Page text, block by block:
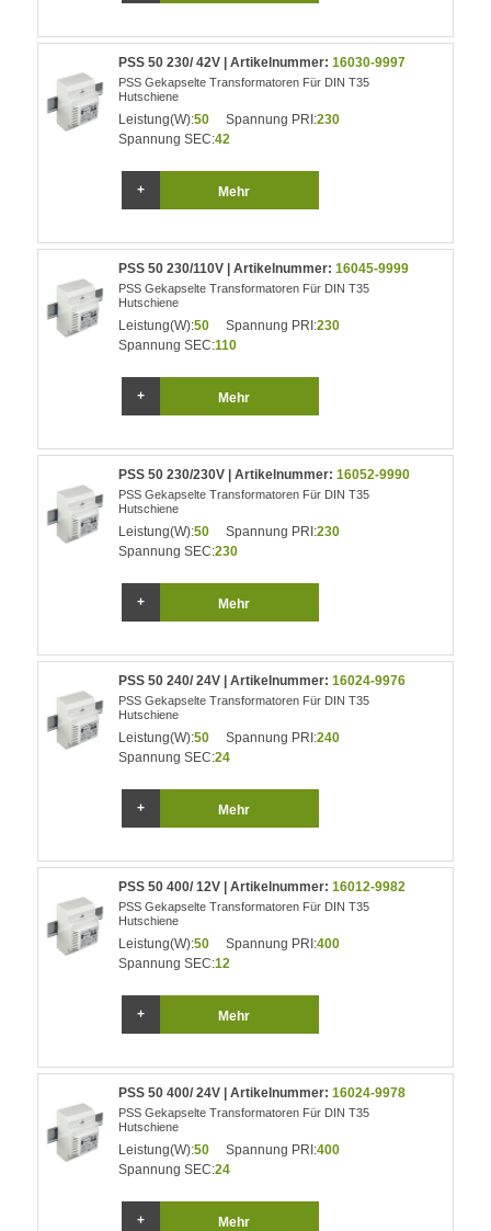
PSS 50 230/ 42V | Artikelnummer:16030-9997
PSS Gekapselte Transformatoren Für DIN T35
Hutschiene
Leistung(W):50 Spannung PRI:230
Spannung SEC:42
Mehr
PSS 50 230/110V | Artikelnummer:16045-9999
PSS Gekapselte Transformatoren Für DIN T35
Hutschiene
Leistung(W):50 Spannung PRI:230
Spannung SEC:110
Mehr
PSS 50 230/230V | Artikelnummer:16052-9990
PSS Gekapselte Transformatoren Für DIN T35
Hutschiene
Leistung(W):50 Spannung PRI:230
Spannung SEC:230
Mehr
PSS 50 240/ 24V | Artikelnummer:16024-9976
PSS Gekapselte Transformatoren Für DIN T35
Hutschiene
Leistung(W):50 Spannung PRI:240
Spannung SEC:24
Mehr
PSS 50 400/ 12V | Artikelnummer:16012-9982
PSS Gekapselte Transformatoren Für DIN T35
Hutschiene
Leistung(W):50 Spannung PRI:400
Spannung SEC:12
Mehr
PSS 50 400/ 24V | Artikelnummer:16024-9978
PSS Gekapselte Transformatoren Für DIN T35
Hutschiene
Leistung(W):50 Spannung PRI:400
Spannung SEC:24
Mehr